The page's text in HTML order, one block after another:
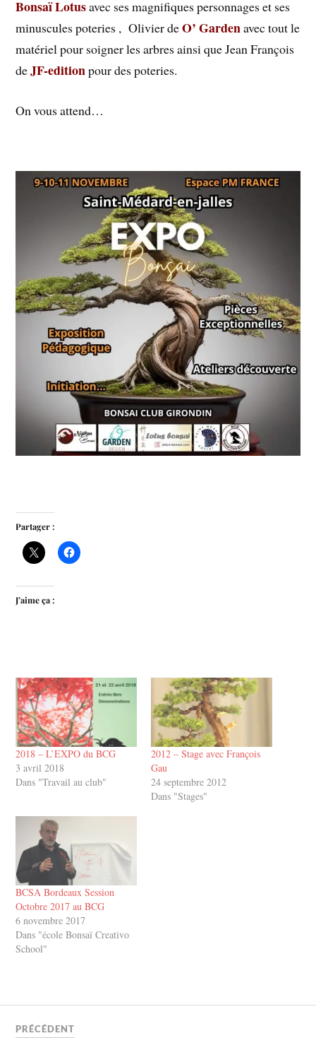
Bonsaï Lotusavec ses magnifiques personnages et ses
minuscules poteries , Olivier deO’ Gardenavec tout le
matériel pour soigner les arbres ainsi que Jean François
deJF-editionpour des poteries.
On vous attend…
Partager :
J’aime ça :
2018 – L’EXPO du BCG
3 avril 2018
Dans "Travail au club"
2012 – Stage avec François
Gau
24 septembre 2012
Dans "Stages"
BCSA Bordeaux Session
Octobre 2017 au BCG
6 novembre 2017
Dans "école Bonsaï Creativo
School"
PRÉCÉDENT